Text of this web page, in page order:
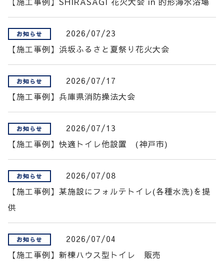
お知らせ
2026/07/23
【施工事例】浜坂ふるさと夏祭り花火大会
お知らせ
2026/07/17
【施工事例】兵庫県消防操法大会
お知らせ
2026/07/13
【施工事例】快適トイレ他設置 (神戸市)
お知らせ
2026/07/08
【施工事例】某施設にフォルテトイレ(各種水洗)を提
供
お知らせ
2026/07/04
【施工事例】新棟ハウス型トイレ 販売